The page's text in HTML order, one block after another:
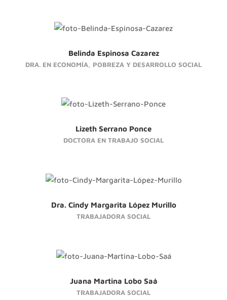
Belinda Espinosa Cazarez
DRA. EN ECONOMÍA, POBREZA Y DESARROLLO SOCIAL
Lizeth Serrano Ponce
DOCTORA EN TRABAJO SOCIAL
Dra. Cindy Margarita López Murillo
TRABAJADORA SOCIAL
Juana Martina Lobo Saá
TRABAJADORA SOCIAL